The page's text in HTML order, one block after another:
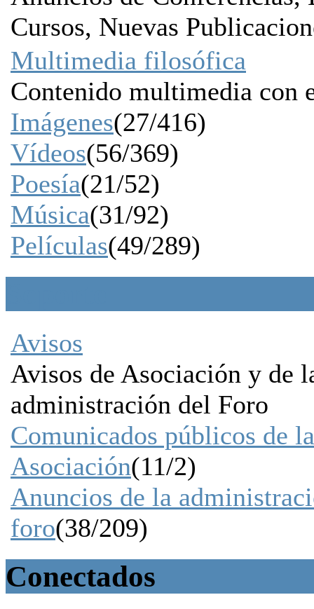
Cursos, Nuevas
Multimedia filosófica
Contenido multimedia con
Imágenes(27/416)
Vídeos(56/369)
Poesía(21/52)
Música(31/92)
Películas(49/289)
Avisos
Avisos de Asociación y de
administración del Foro
Comunicados públicos de la
Asociación(11/2)
Anuncios de la
foro(38/209)
Conectados